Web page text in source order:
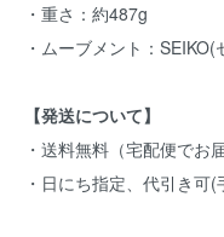
・重さ：約487g
・ムーブメント：
【発送について】
・送料無料（宅配便でお届
・日にち指定、代引き可(